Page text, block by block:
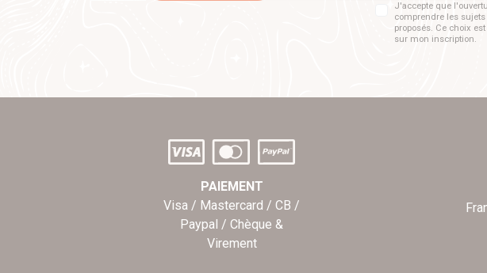
J'accepte que
comprendre les
proposés. Ce choix
sur mon inscription.
PAIEMENT
Visa / Mastercard / CB /
Paypal / Chèque &
Virement